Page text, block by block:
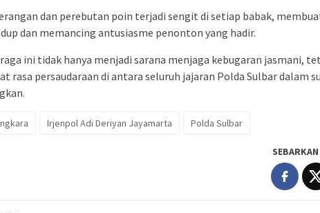
dan perebutan poin terjadi sengit di setiap babak,
dan memancing antusiasme penonton yang hadir.
ini tidak hanya menjadi sarana menjaga kebugaran jasmani,
rasa persaudaraan di antara seluruh jajaran Polda Sulbar dalam
Irjenpol Adi Deriyan Jayamarta Polda Sulbar
SEBARKAN